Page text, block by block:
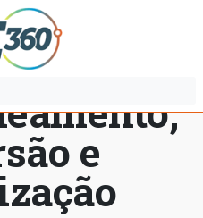
abre
pública
e